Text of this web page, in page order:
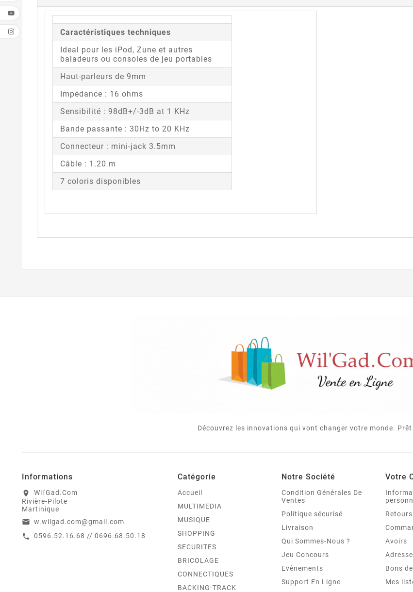
Caractéristiques techniques
Ideal pour les iPod, Zune et autres
baladeurs ou consoles de jeu portables
Haut-parleurs de 9mm
Impédance : 16 ohms
Sensibilité : 98dB+/-3dB at 1 KHz
Bande passante : 30Hz to 20 KHz
Connecteur : mini-jack 3.5mm
Câble : 1.20 m
7 coloris disponibles
Découvrez les innovations qui vont changer votre monde. Prêt
Informations
location_on
Wil'Gad.Com
Rivière-Pilote
Martinique
email w.wilgad.com@gmail.com
call 0596.52.16.68 // 0696.68.50.18
Catégorie
Accueil
MULTIMEDIA
MUSIQUE
SHOPPING
SECURITES
BRICOLAGE
CONNECTIQUES
BACKING-TRACK
Notre Société
Condition Générales De
Ventes
Politique sécurisé
Livraison
Qui Sommes-Nous ?
Jeu Concours
Evènements
Support En Ligne
Votre
Avoirs
Bons
Mes